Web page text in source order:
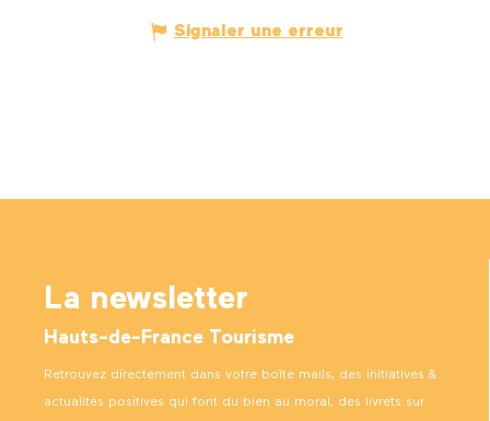
Signaler une erreur
La newsletter
Hauts-de-France Tourisme
Retrouvez directement dans votre boîte mails, des initiatives &
actualités positives qui font du bien au moral, des livrets sur